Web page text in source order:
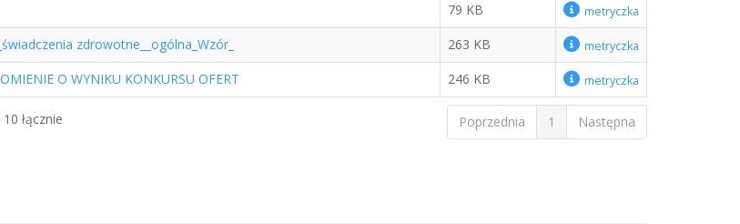
79 KB metryczka
zdrowotne__ogólna_Wzór_ 263 KB metryczka
O WYNIKU KONKURSU OFERT 246 KB metryczka
łącznie Poprzednia 1 Następna